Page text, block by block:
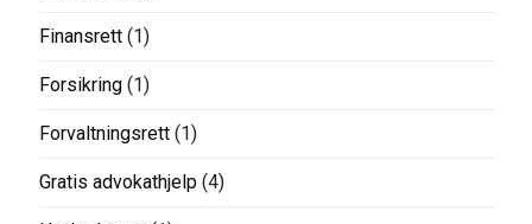
Finansrett (1)
Forsikring (1)
Forvaltningsrett (1)
Gratis advokathjelp (4)